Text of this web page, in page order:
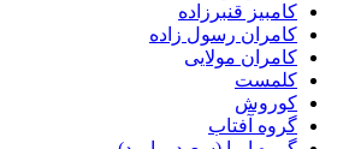
کامبیز قنبرزاده
کامران رسول زاده
کامران مولایی
کلمست
کوروش
گروه آفتاب